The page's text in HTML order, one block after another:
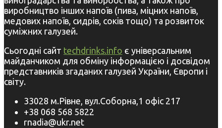
виробництво інших напоїв (пива, міцних напоїв,
медових напоїв, сидрів, соків тощо) та розвиток
суміжних галузей.
Сьогодні сайт techdrinks.info є універсальним
майданчиком для обміну інформацією і досвідом
представників згаданих галузей України, Європи і
світу.
33028 м.Рівне, вул.Соборна,1 офіс 217
+38 068 568 5822
rnadia@ukr.net